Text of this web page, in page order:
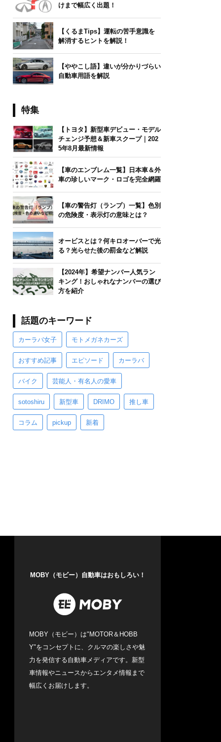
けまで幅広く出題！
【くるまTips】運転の苦手意識を
解消するヒントを解説！
【ややこし語】違いが分かりづらい
自動車用語を解説
特集
【トヨタ】新型車デビュー・モデル
チェンジ予想＆新車スクープ｜202
5年8月最新情報
【車のエンブレム一覧】日本車＆外
車の珍しいマーク・ロゴを完全網羅
【車の警告灯（ランプ）一覧】色別
の危険度・表示灯の意味とは？
オービスとは？何キロオーバーで光
る？光らせた後の罰金など解説
【2024年】希望ナンバー人気ラン
キング！おしゃれなナンバーの選び
方を紹介
話題のキーワード
カーラバ女子 モトメガネカーズ
おすすめ記事 エピソード カーラバ
バイク 芸能人・有名人の愛車
sotoshiru 新型車 DRIMO 推し車
コラム pickup 新着
MOBY（モビー）自動車はおもしろい！
MOBY（モビー）は"MOTOR＆HOBB
Y"をコンセプトに、クルマの楽しさや魅
力を発信する自動車メディアです。新型
車情報やニュースからエンタメ情報まで
幅広くお届けします。